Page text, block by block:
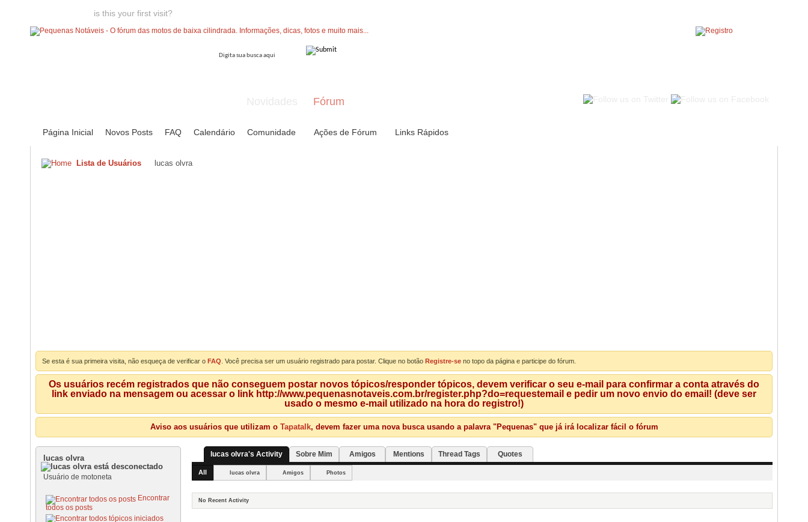
is this your first visit?
Fórum
Página Inicial Novos Posts FAQ Calendário Comunidade Ações de Fórum Links Rápidos
Lista de Usuários lucas olvra
Se esta é sua primeira visita, não esqueça de verificar o FAQ . Você precisa ser um usuário registrado para postar. Clique no botão Registre-se no topo da página e participe do fórum.
Os usuários recém registrados que não conseguem postar novos tópicos/responder tópicos, devem verificar o seu e-mail para confirmar a conta através do
link enviado na mensagem ou acessar o link http://www.pequenasnotaveis.com.br/register.php?do=requestemail e pedir um novo envio do email! (deve ser
usado o mesmo e-mail utilizado na hora do registro!)
Aviso aos usuários que utilizam o Tapatalk, devem fazer uma nova busca usando a palavra "Pequenas" que já irá localizar fácil o fórum
lucas olvra
Usuário de motoneta
Encontrar
todos os posts
lucas olvra's Activity Sobre Mim Amigos Mentions Thread Tags Quotes
All lucas olvra Amigos Photos
No Recent Activity